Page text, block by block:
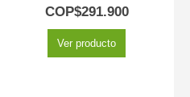
5.00out of 5
COP$291.900
Ver producto